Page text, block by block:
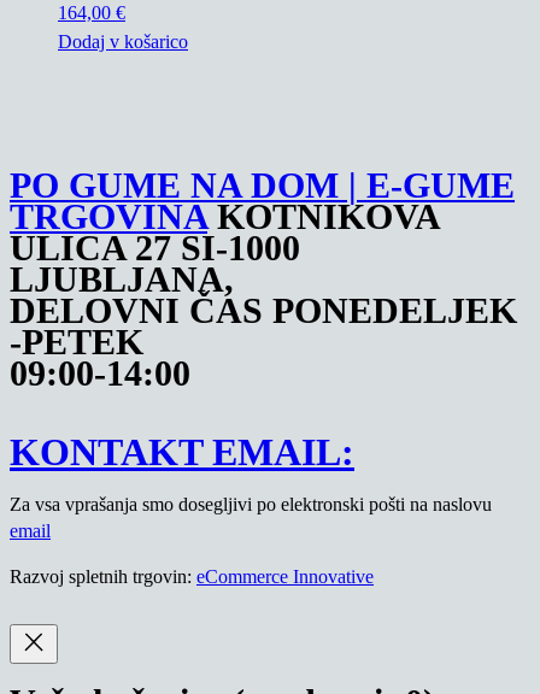
164,00 €
Dodaj v košarico
PO GUME NA DOM | E-GUME
TRGOVINAKOTNIKOVA
ULICA 27 SI-1000
LJUBLJANA,
DELOVNI ČAS PONEDELJEK
-PETEK
09:00-14:00
KONTAKT EMAIL:
Za vsa vprašanja smo dosegljivi po elektronski pošti na naslovu
email
Razvoj spletnih trgovin: eCommerce Innovative